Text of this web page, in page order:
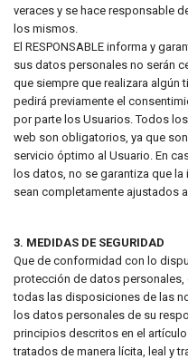
veraces y se hace responsable
los mismos.
El RESPONSABLE informa y
sus datos personales no serán
que siempre que realizara
pedirá previamente el
por parte los Usuarios. Todos
web son obligatorios, ya que
servicio óptimo al Usuario. En
los datos, no se garantiza que
sean completamente ajustados
3. MEDIDAS DE SEGURIDAD
Que de conformidad con lo
protección de datos personales,
todas las disposiciones de las
los datos personales de su
principios descritos en el
tratados de manera lícita, leal y